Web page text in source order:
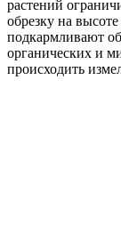
растений
обрезку на
подкармливают
органических и
происходить